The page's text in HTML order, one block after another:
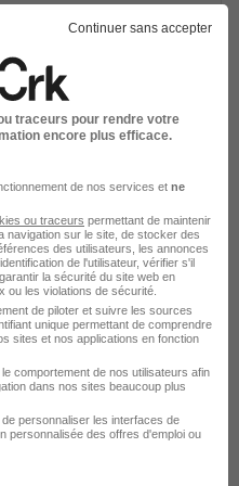
F
il y a 25 jours
F
il y a 27 jours
Continuer sans accepter
traceurs pour rendre votre
encore plus efficace.
de nos services et ne
ou traceurs permettant de maintenir
navigation sur le site, de stocker des
des utilisateurs, les annonces
de l'utilisateur, vérifier s'il
la sécurité du site web en
ou les violations de sécurité.
de piloter et suivre les sources
unique permettant de comprendre
sites et nos applications en fonction
comportement de nos utilisateurs afin
dans nos sites beaucoup plus
personnaliser les interfaces de
personnalisée des offres d'emploi ou